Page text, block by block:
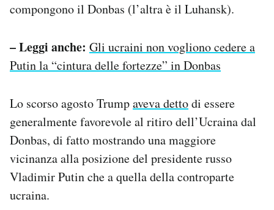
compongono il Donbas (l’altra è il Luhansk).
– Leggi anche: Gli ucraini non vogliono cedere a
Putin la “cintura delle fortezze” in Donbas
Lo scorso agosto Trumpaveva dettodi essere
generalmente favorevole al ritiro dell’Ucraina dal
Donbas, di fatto mostrando una maggiore
vicinanza alla posizione del presidente russo
Vladimir Putin che a quella della controparte
ucraina.